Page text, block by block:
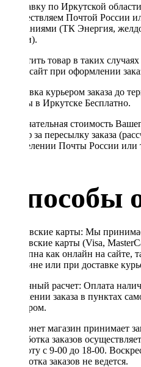
Отправку по Иркутской
осуществляем Почтой России
компаниями (ТК Энергия,
линии).
Оплатить товар в таких
через сайт при оформлении
Доставка курьером заказа до
Почты в Иркутске Бесплатно.
Окончательная стоимость
Тариф за пересылку заказа
в отделении Почты России
Способы
Банковские карты: Мы
банковские карты (Visa,
доступна как онлайн на сайте,
магазине или при доставке
Наличный расчет: Оплата
получении заказа в пунктах
курьером.
Интернет магазин принимает
Обработка заказов
Субботу с 9-00 до 18-00.
обработка заказов не ведется.